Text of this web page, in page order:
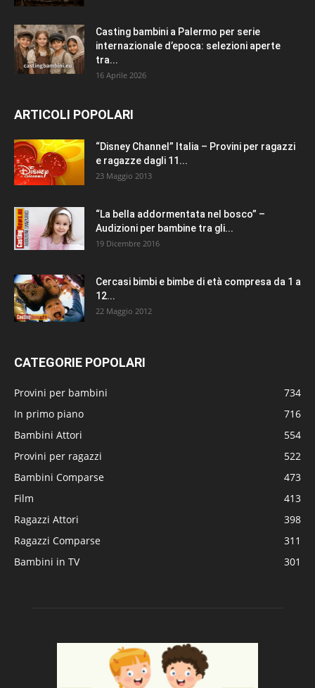
Casting bambini a Palermo per serie
internazionale d’epoca: selezioni aperte
tra...
16 Aprile 2026
ARTICOLI POPOLARI
“Disney Channel” Italia – Provini per ragazzi
e ragazze dagli 11...
23 Maggio 2013
“La bella addormentata nel bosco” –
Audizioni per bambine tra gli...
19 Dicembre 2016
Cercasi bimbi e bimbe di età compresa da 1 a
12...
22 Maggio 2012
CATEGORIE POPOLARI
Provini per bambini
734
In primo piano
716
Bambini Attori
554
Provini per ragazzi
522
Bambini Comparse
473
Film
413
Ragazzi Attori
398
Ragazzi Comparse
311
Bambini in TV
301